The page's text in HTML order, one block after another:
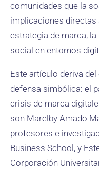
comunidades que la
implicaciones
estrategia de marca,
social en entornos
Este artículo deriva
defensa simbólica: el
crisis de marca
son Marelby Amado
profesores e
Business School, y
Corporación